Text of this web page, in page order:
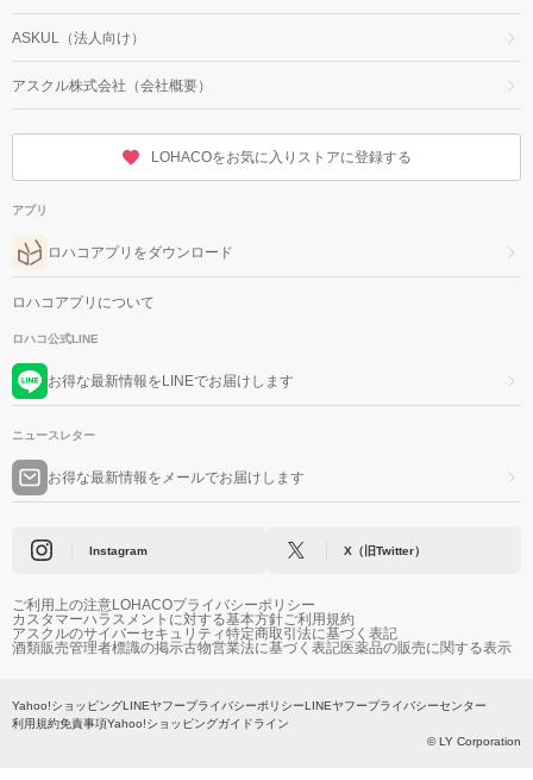
ASKUL（法人向け）
アスクル株式会社（会社概要）
LOHACOをお気に入りストアに登録する
アプリ
ロハコアプリをダウンロード
ロハコアプリについて
ロハコ公式LINE
お得な最新情報をLINEでお届けします
ニュースレター
お得な最新情報をメールでお届けします
Instagram X（旧Twitter）
ご利用上の注意LOHACOプライバシーポリシー
カスタマーハラスメントに対する基本方針ご利用規約
アスクルのサイバーセキュリティ特定商取引法に基づく表記
酒類販売管理者標識の掲示古物営業法に基づく表記医薬品の販売に関する表示
Yahoo!ショッピングLINEヤフープライバシーポリシーLINEヤフープライバシーセンター
利用規約免責事項Yahoo!ショッピングガイドライン
© LY Corporation